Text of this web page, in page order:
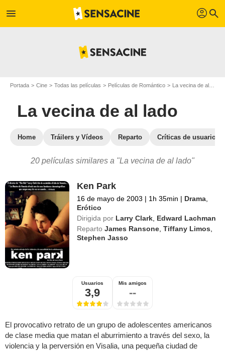
menu profil search
Portada Cine Todas las películas Películas de Romántico La vecina de al lado
La vecina de al lado
Home Tráilers y Vídeos Reparto Críticas de usuarios
20 películas similares a "La vecina de al lado"
Ken Park
16 de mayo de 2003 | 1h 35min | Drama
Erótico
Dirigida por Larry Clark Edward Lachman
Reparto James Ransone ,Tiffany Limos
Stephen Jasso
Usuarios
3,9
Mis amigos
--
El provocativo retrato de un grupo de adolescentes americanos
de clase media que matan el aburrimiento a través del sexo, la
violencia y la perversión en Visalia, una pequeña ciudad de